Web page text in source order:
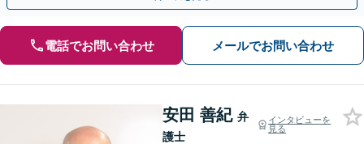
電話でお問い合わせ メールでお問い合わせ
安田 善紀 弁
護士
インタビューを
見る